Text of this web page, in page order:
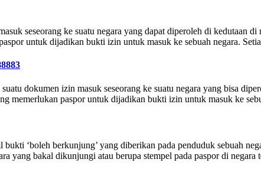
seseorang ke suatu negara yang dapat diperoleh di kedutaan
untuk dijadikan bukti izin untuk masuk ke sebuah negara.
dokumen izin masuk seseorang ke suatu negara yang bisa
memerlukan paspor untuk dijadikan bukti izin untuk masuk ke
‘boleh berkunjung’ yang diberikan pada penduduk sebuah
yang bakal dikunjungi atau berupa stempel pada paspor di